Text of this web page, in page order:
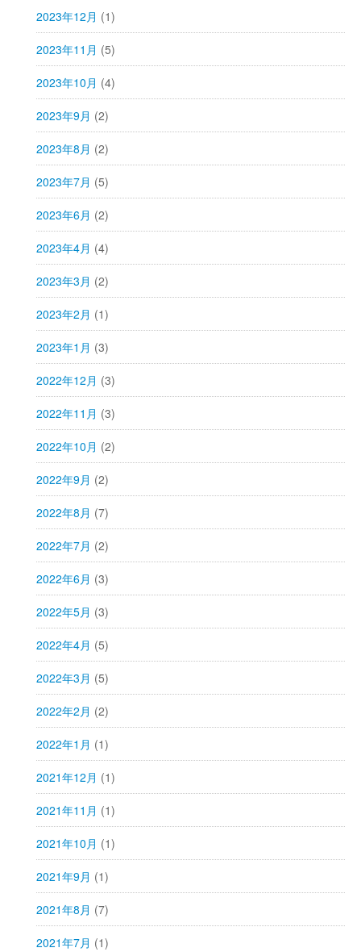
2023年12月 (1)
2023年11月 (5)
2023年10月 (4)
2023年9月 (2)
2023年8月 (2)
2023年7月 (5)
2023年6月 (2)
2023年4月 (4)
2023年3月 (2)
2023年2月 (1)
2023年1月 (3)
2022年12月 (3)
2022年11月 (3)
2022年10月 (2)
2022年9月 (2)
2022年8月 (7)
2022年7月 (2)
2022年6月 (3)
2022年5月 (3)
2022年4月 (5)
2022年3月 (5)
2022年2月 (2)
2022年1月 (1)
2021年12月 (1)
2021年11月 (1)
2021年10月 (1)
2021年9月 (1)
2021年8月 (7)
2021年7月 (1)